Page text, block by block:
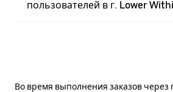
пользователей в г. Lower
Во время выполнения заказов